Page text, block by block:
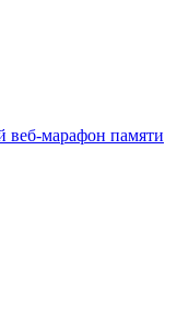
марафон памяти